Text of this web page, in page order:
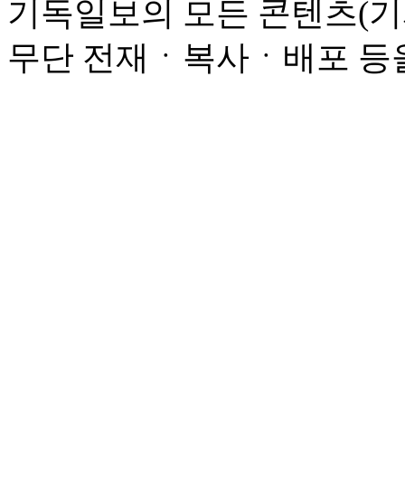
기독일보의 모든 콘텐츠(
무단 전재ㆍ복사ㆍ배포 등